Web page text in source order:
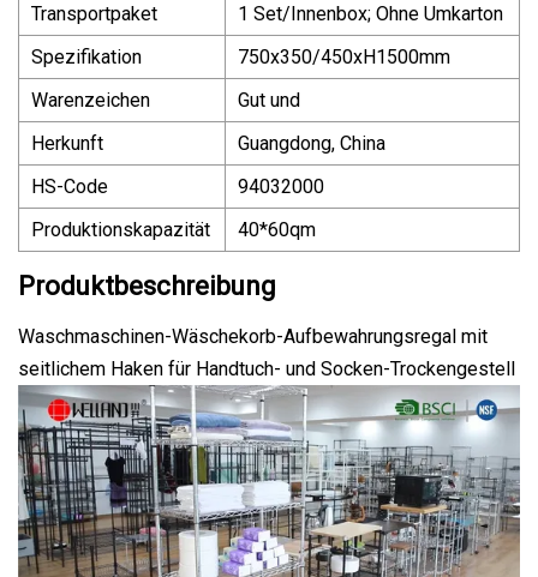
Transportpaket
1 Set/Innenbox; Ohne Umkarton
Spezifikation
750x350/450xH1500mm
Warenzeichen
Gut und
Herkunft
Guangdong, China
HS-Code
94032000
Produktionskapazität
40*60qm
Produktbeschreibung
Waschmaschinen-Wäschekorb-Aufbewahrungsregal mit
seitlichem Haken für Handtuch- und Socken-Trockengestell